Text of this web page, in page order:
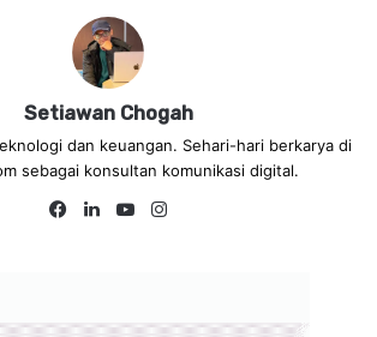
Setiawan Chogah
dan keuangan. Sehari-hari berkarya di
sebagai konsultan komunikasi digital.
Fa
Lin
Yo